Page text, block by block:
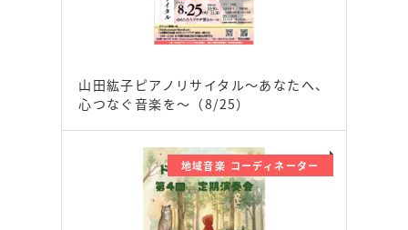
山田紘子ピアノリサイタル～あなたへ、
心つなぐ音楽を～（8/25）
地域音楽 コーディネーター